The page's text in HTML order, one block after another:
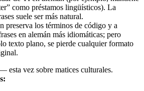
como préstamos lingüísticos). La
suele ser más natural.
preserva los términos de código y a
en alemán más idiomáticas; pero
texto plano, se pierde cualquier formato
esta vez sobre matices culturales.